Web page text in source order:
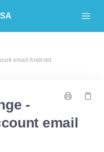
email Android
-
email